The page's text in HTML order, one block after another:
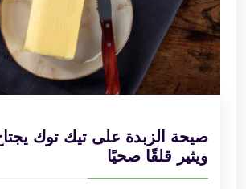
صيحة الزبدة على تيك توك
ويثير قلقًا صحيًا